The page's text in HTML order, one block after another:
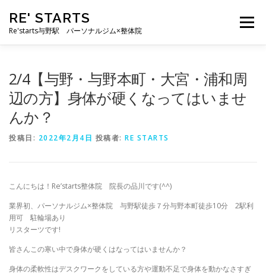
RE' STARTS
Re'starts与野駅 パーソナルジム×整体院
メニュー
ブログ
2/4【与野・与野本町・大宮・浦和周
辺の方】身体が硬くなってはいませ
んか？
投稿日: 2022年2月4日 投稿者: RE STARTS
こんにちは！Re’starts整体院 院長の品川です(^^)
業界初、パーソナルジム×整体院 与野駅徒歩７分与野本町徒歩10分 2駅利
用可 駐輪場あり
リスターツです!
皆さんこの寒い中で身体が硬くはなってはいませんか？
身体の柔軟性はデスクワークをしている方や運動不足で身体を動かなさすぎ